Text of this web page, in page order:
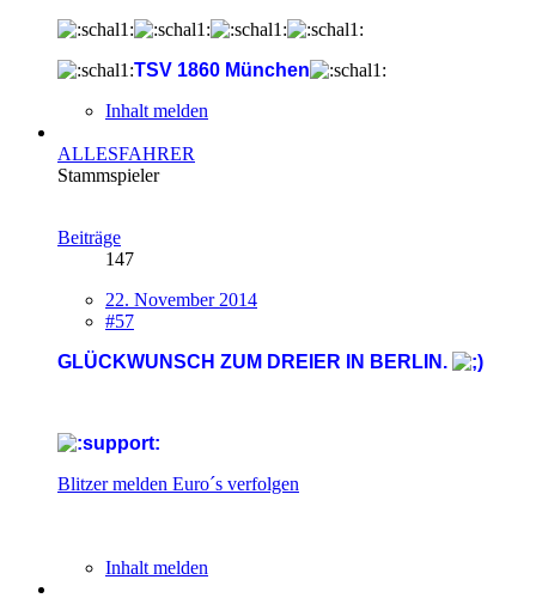
TSV 1860 München
Inhalt melden
ALLESFAHRER
Stammspieler
Beiträge
147
22. November 2014
#57
GLÜCKWUNSCH ZUM DREIER IN BERLIN.
Blitzer melden Euro´s verfolgen
Inhalt melden